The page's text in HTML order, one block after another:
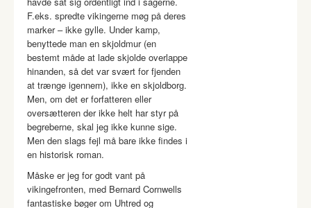
F.eks. spredte vikingerne møg på deres
marker – ikke gylle. Under kamp,
benyttede man en skjoldmur (en
bestemt måde at lade skjolde overlappe
hinanden, så det var svært for fjenden
at trænge igennem), ikke en skjoldborg.
Men, om det er forfatteren eller
oversætteren der ikke helt har styr på
begreberne, skal jeg ikke kunne sige.
Men den slags fejl må bare ikke findes i
en historisk roman.
Måske er jeg for godt vant på
vikingefronten, med Bernard Cornwells
fantastiske bøger om Uhtred og